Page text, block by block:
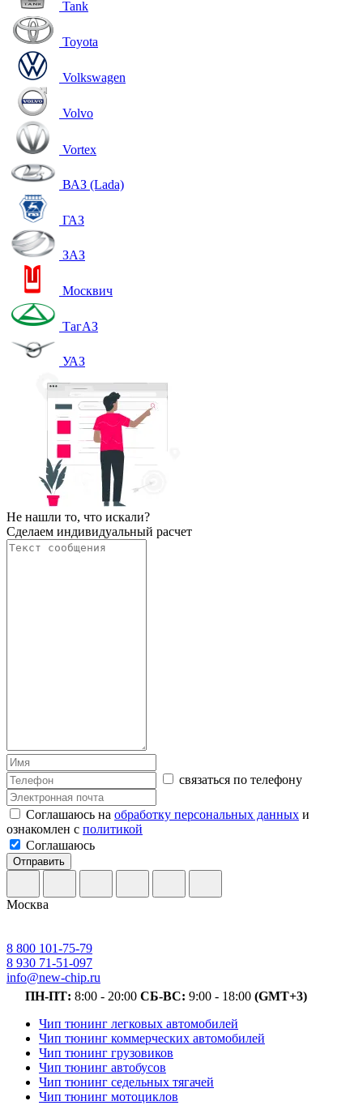
Tank
Toyota
Volkswagen
Volvo
Vortex
ВАЗ (Lada)
ГАЗ
ЗАЗ
Москвич
ТагАЗ
УАЗ
Не нашли то, что искали?
Сделаем индивидуальный расчет
связаться по телефону
Соглашаюсь на обработку персональных данных и
ознакомлен с политикой
Соглашаюсь
Отправить
Москва
8 800 101-75-79
8 930 71-51-097
info@new-chip.ru
ПН-ПТ: 8:00 - 20:00 СБ-ВС: 9:00 - 18:00 (GMT+3)
Чип тюнинг легковых автомобилей
Чип тюнинг коммерческих автомобилей
Чип тюнинг грузовиков
Чип тюнинг автобусов
Чип тюнинг седельных тягачей
Чип тюнинг мотоциклов